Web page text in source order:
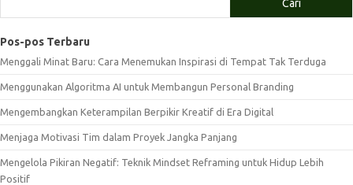
Cari
Pos-pos Terbaru
Menggali Minat Baru: Cara Menemukan Inspirasi di Tempat Tak Terduga
Menggunakan Algoritma AI untuk Membangun Personal Branding
Mengembangkan Keterampilan Berpikir Kreatif di Era Digital
Menjaga Motivasi Tim dalam Proyek Jangka Panjang
Mengelola Pikiran Negatif: Teknik Mindset Reframing untuk Hidup Lebih
Positif